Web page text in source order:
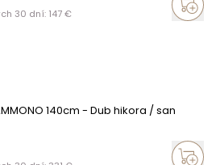
30 dní: 147€
140cm - Dub hikora / san